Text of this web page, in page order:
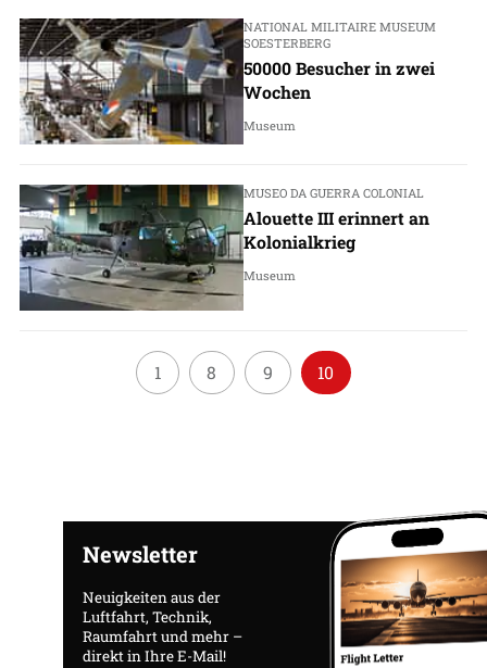
NATIONAL MILITAIRE MUSEUM
SOESTERBERG
50000 Besucher in zwei
Wochen
Museum
MUSEO DA GUERRA COLONIAL
Alouette III erinnert an
Kolonialkrieg
Museum
1 8 9 10
Newsletter
Neuigkeiten aus der
Luftfahrt, Technik,
Raumfahrt und mehr –
direkt in Ihre E-Mail!